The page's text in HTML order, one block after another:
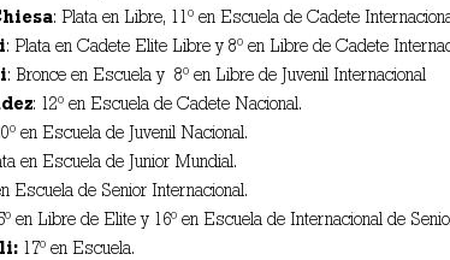
: Plata en Libre, 11º en Escuela de Cadete
: Plata en Cadete Elite Libre y 8º en Libre de Cadete
: Bronce en Escuela y 8º en Libre de Juvenil Internacional
: 12º en Escuela de Cadete Nacional.
en Escuela de Juvenil Nacional.
en Escuela de Junior Mundial.
Escuela de Senior Internacional.
en Libre de Elite y 16º en Escuela de Internacional de
17º en Escuela.